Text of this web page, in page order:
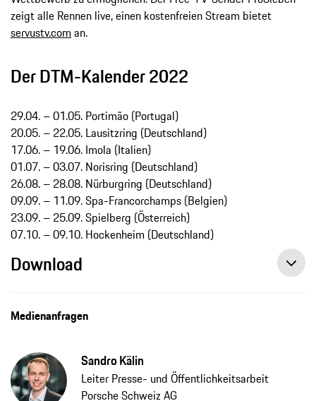
zeigt alle Rennen live, einen kostenfreien Stream bietet
servustv.com an.
Der DTM-Kalender 2022
29.04. – 01.05. Portimão (Portugal)
20.05. – 22.05. Lausitzring (Deutschland)
17.06. – 19.06. Imola (Italien)
01.07. – 03.07. Norisring (Deutschland)
26.08. – 28.08. Nürburgring (Deutschland)
09.09. – 11.09. Spa-Francorchamps (Belgien)
23.09. – 25.09. Spielberg (Österreich)
07.10. – 09.10. Hockenheim (Deutschland)
Download
Medienanfragen
Sandro Kälin
Leiter Presse- und Öffentlichkeitsarbeit
Porsche Schweiz AG